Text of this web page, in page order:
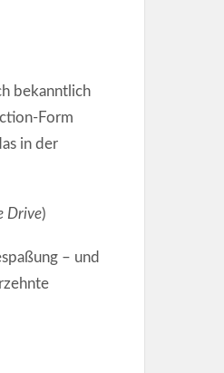
bekanntlich
Form
in der
Drive)
– und